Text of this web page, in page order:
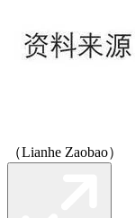
（Lianhe Zaobao）